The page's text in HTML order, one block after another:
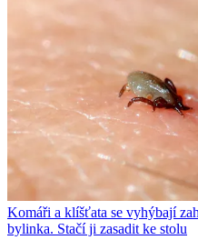
Komáři a klíšťata se vyhýbají
bylinka. Stačí ji zasadit ke stolu